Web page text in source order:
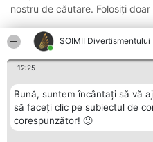
ŞOIMII Divertismentului
12:25
Bună, suntem încântați să vă
să faceți clic pe subiectul de
corespunzător! 🙂
nostru de căutare. Folosiți